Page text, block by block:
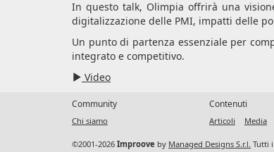
In questo talk, Olimpia offrirà una
digitalizzazione delle PMI, impatti delle
Un punto di partenza essenziale per
integrato e competitivo.
Video
Community
Chi siamo
Contenuti
Articoli Media
©2001-2026 Improove by Managed Designs S.r.l. Tutti